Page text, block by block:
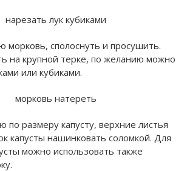
морковь, сполоснуть и просушить.
на крупной терке, по желанию можно
или кубиками.
размеру капусту, верхние листья
капусты нашинковать соломкой. Для
можно использовать также